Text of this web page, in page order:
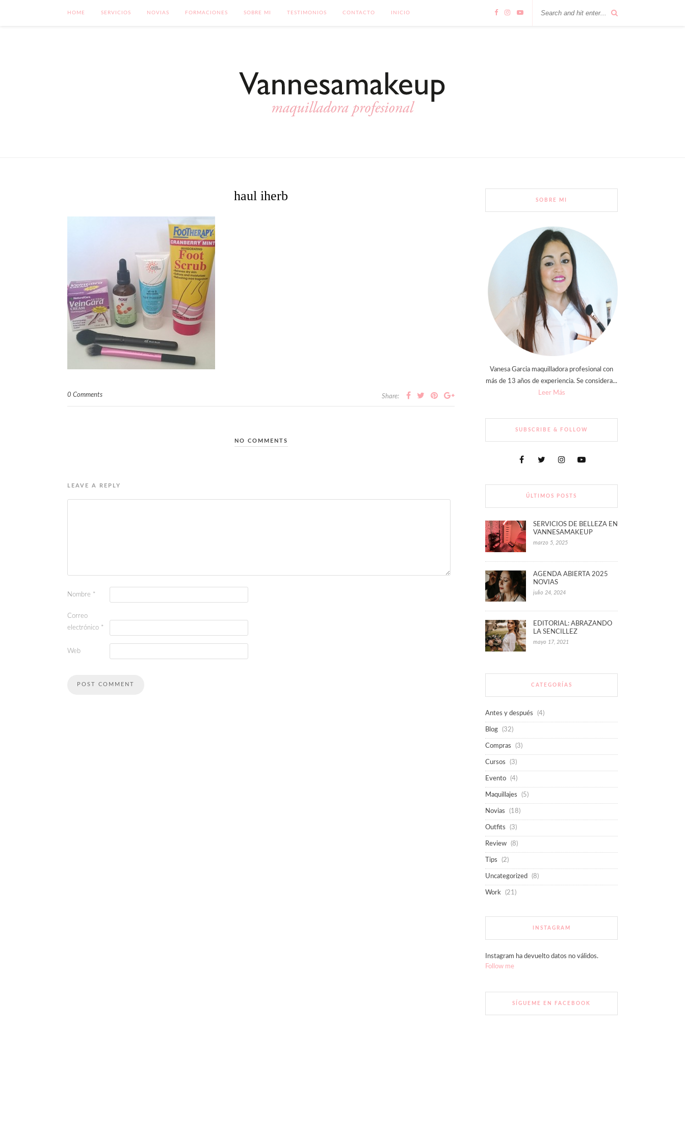
HOME SERVICIOS NOVIAS FORMACIONES SOBRE MI TESTIMONIOS CONTACTO INICIO
haul iherb
0 Comments Share:
NO COMMENTS
LEAVE A REPLY
Nombre *
Correo
electrónico *
Web
SOBRE MI
Vanesa Garcia maquilladora profesional con
más de 13 años de experiencia. Se considera...
Leer Más
SUBSCRIBE & FOLLOW
ÚLTIMOS POSTS
SERVICIOS DE BELLEZA EN
VANNESAMAKEUP
marzo 5, 2025
AGENDA ABIERTA 2025
NOVIAS
julio 24, 2024
EDITORIAL: ABRAZANDO
LA SENCILLEZ
mayo 17, 2021
CATEGORÍAS
Antes y después (4)
Blog (32)
Compras (3)
Cursos (3)
Evento (4)
Maquillajes (5)
Novias (18)
Outfits (3)
Review (8)
Tips (2)
Uncategorized (8)
Work (21)
INSTAGRAM
Instagram ha devuelto datos no válidos.
Follow me
SÍGUEME EN FACEBOOK